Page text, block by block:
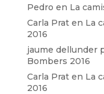
Pedro en La
Carla Praten La
2016
jaume dellunder
Bombers 2016
Carla Praten La
2016